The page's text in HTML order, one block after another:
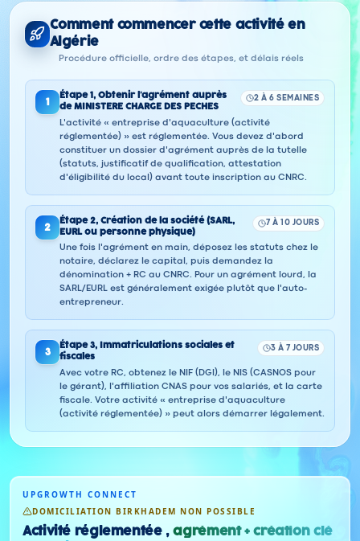
Comment commencer cette activité en
Algérie
Procédure officielle, ordre des étapes, et délais réels
1
Étape 1, Obtenir l'agrément auprès
de MINISTERE CHARGE DES PECHES
2 À 6 SEMAINES
L'activité « entreprise d'aquaculture (activité
réglementée) » est réglementée. Vous devez d'abord
constituer un dossier d'agrément auprès de la tutelle
(statuts, justificatif de qualification, attestation
d'éligibilité du local) avant toute inscription au CNRC.
2
Étape 2, Création de la société (SARL,
EURL ou personne physique)
7 À 10 JOURS
Une fois l'agrément en main, déposez les statuts chez le
notaire, déclarez le capital, puis demandez la
dénomination + RC au CNRC. Pour un agrément lourd, la
SARL/EURL est généralement exigée plutôt que l'auto-
entrepreneur.
3
Étape 3,
Immatriculations sociales et
fiscales
3 À 7 JOURS
Avec votre RC, obtenez le NIF (DGI), le NIS (CASNOS pour
le gérant), l'affiliation CNAS pour vos salariés, et la carte
fiscale. Votre activité « entreprise d'aquaculture
(activité réglementée) » peut alors démarrer légalement.
UPGROWTH CONNECT
DOMICILIATION BIRKHADEM NON POSSIBLE
Activité réglementée , agrément + création clé